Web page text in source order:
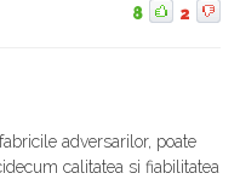
8 2
adversarilor, poate
calitatea si fiabilitatea